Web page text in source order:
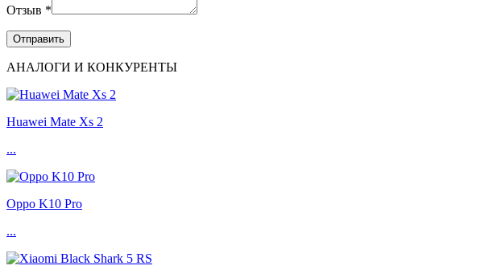
Отзыв *
АНАЛОГИ И КОНКУРЕНТЫ
Huawei Mate Xs 2
...
Oppo K10 Pro
...